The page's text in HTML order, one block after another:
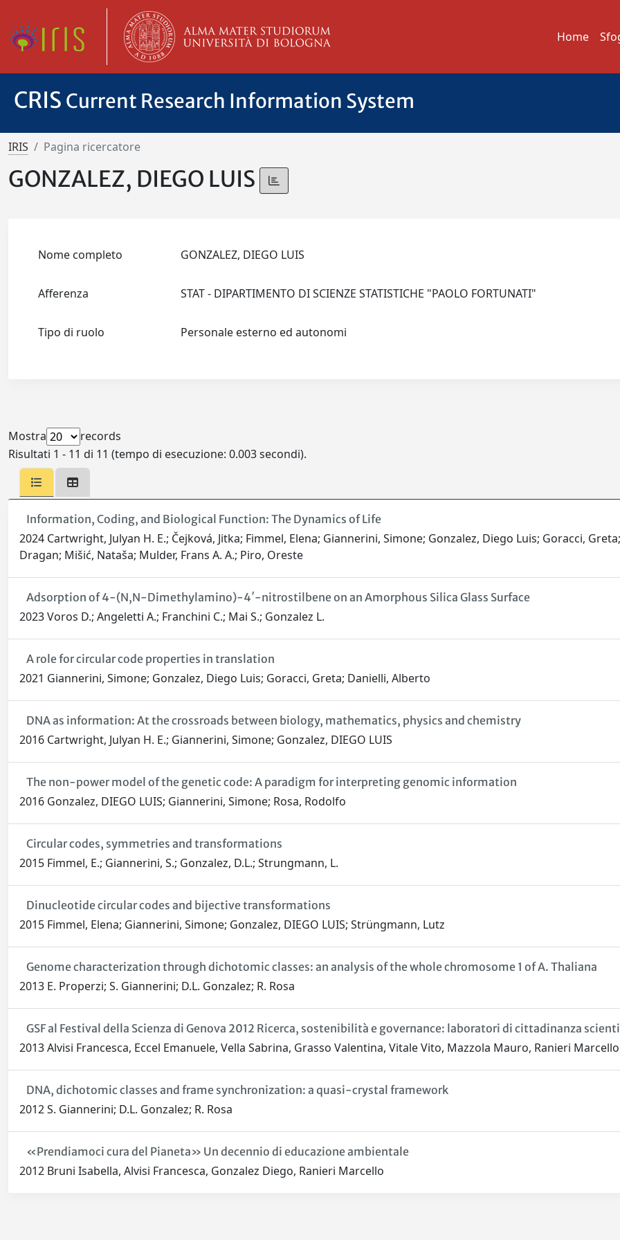
Home
CRIS Current Research Information System
IRIS Pagina ricercatore
GONZALEZ, DIEGO LUIS
Nome completo GONZALEZ, DIEGO LUIS
Afferenza STAT - DIPARTIMENTO DI SCIENZE STATISTICHE "PAOLO FORTUNATI"
Tipo di ruolo Personale esterno ed autonomi
Mostra
records
Risultati 1 - 11 di 11 (tempo di esecuzione: 0.003 secondi).
Information, Coding, and Biological Function: The Dynamics of Life
2024 Cartwright, Julyan H. E.; Čejková, Jitka; Fimmel, Elena; Giannerini, Simone; Gonzalez, Diego Luis; Goracci,
Dragan; Mišić, Nataša; Mulder, Frans A. A.; Piro, Oreste
Adsorption of 4-(N,N-Dimethylamino)-4′-nitrostilbene on an Amorphous Silica Glass Surface
2023 Voros D.; Angeletti A.; Franchini C.; Mai S.; Gonzalez L.
A role for circular code properties in translation
2021 Giannerini, Simone; Gonzalez, Diego Luis; Goracci, Greta; Danielli, Alberto
DNA as information: At the crossroads between biology, mathematics, physics and chemistry
2016 Cartwright, Julyan H. E.; Giannerini, Simone; Gonzalez, DIEGO LUIS
The non-power model of the genetic code: A paradigm for interpreting genomic information
2016 Gonzalez, DIEGO LUIS; Giannerini, Simone; Rosa, Rodolfo
Circular codes, symmetries and transformations
2015 Fimmel, E.; Giannerini, S.; Gonzalez, D.L.; Strungmann, L.
Dinucleotide circular codes and bijective transformations
2015 Fimmel, Elena; Giannerini, Simone; Gonzalez, DIEGO LUIS; Strüngmann, Lutz
Genome characterization through dichotomic classes: an analysis of the whole chromosome 1 of A. Thaliana
2013 E. Properzi; S. Giannerini; D.L. Gonzalez; R. Rosa
GSF al Festival della Scienza di Genova 2012 Ricerca, sostenibilità e governance: laboratori di cittadinanza
2013 Alvisi Francesca, Eccel Emanuele, Vella Sabrina, Grasso Valentina, Vitale Vito, Mazzola Mauro, Ranieri
DNA, dichotomic classes and frame synchronization: a quasi-crystal framework
2012 S. Giannerini; D.L. Gonzalez; R. Rosa
«Prendiamoci cura del Pianeta» Un decennio di educazione ambientale
2012 Bruni Isabella, Alvisi Francesca, Gonzalez Diego, Ranieri Marcello